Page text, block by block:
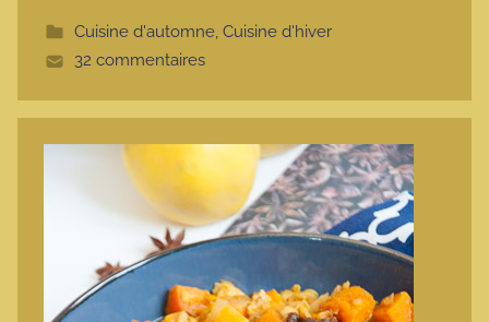
t
Cuisine d'automne, Cuisine d'hiver
32 commentaires